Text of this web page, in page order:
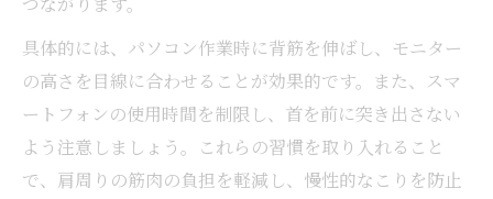
具体的には、パソコン作業時に背筋を伸ばし、モニター
の高さを目線に合わせることが効果的です。また、スマ
ートフォンの使用時間を制限し、首を前に突き出さない
よう注意しましょう。これらの習慣を取り入れること
で、肩周りの筋肉の負担を軽減し、慢性的なこりを防止